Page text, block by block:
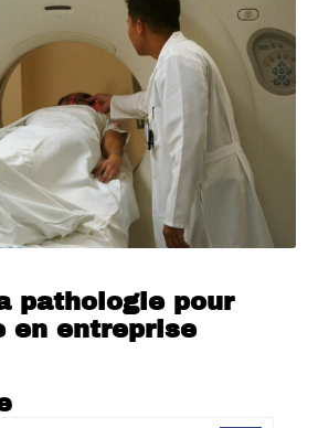
pathologie pour
en entreprise